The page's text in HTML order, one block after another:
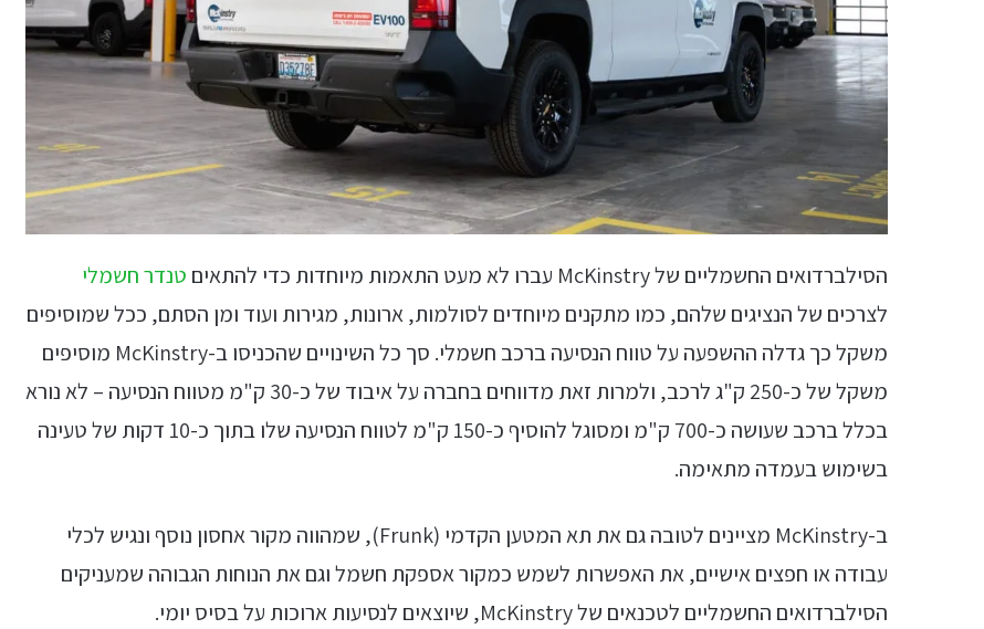
הסילברדואים החשמליים של McKinstry עברו לא מעט התאמות מיוחדות כדי להתאים
טנדר חשמלי
לצרכים של הנציגים שלהם, כמו מתקנים מיוחדים לסולמות, ארונות, מגירות ועוד ומן הסתם, ככל שמוסיפים
משקל כך גדלה ההשפעה על טווח הנסיעה ברכב חשמלי. סך כל השינויים שהכניסו ב-McKinstry מוסיפים
משקל של כ-250 ק"ג לרכב, ולמרות זאת מדווחים בחברה על איבוד של כ-30 ק"מ מטווח הנסיעה – לא נורא
בכלל ברכב שעושה כ-700 ק"מ ומסוגל להוסיף כ-150 ק"מ לטווח הנסיעה שלו בתוך כ-10 דקות של טעינה
בשימוש בעמדה מתאימה.
ב-McKinstry מציינים לטובה גם את תא המטען הקדמי (Frunk), שמהווה מקור אחסון נוסף ונגיש לכלי
עבודה או חפצים אישיים, את האפשרות לשמש כמקור אספקת חשמל וגם את הנוחות הגבוהה שמעניקים
הסילברדואים החשמליים לטכנאים של McKinstry, שיוצאים לנסיעות ארוכות על בסיס יומי.